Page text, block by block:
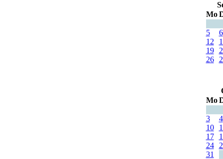
Mo
5
6
12
19
26
Mo
3
4
10
17
24
31